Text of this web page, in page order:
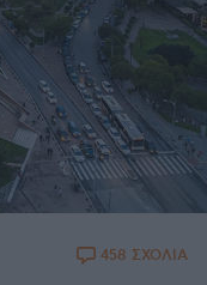
458 ΣΧΟΛΙΑ